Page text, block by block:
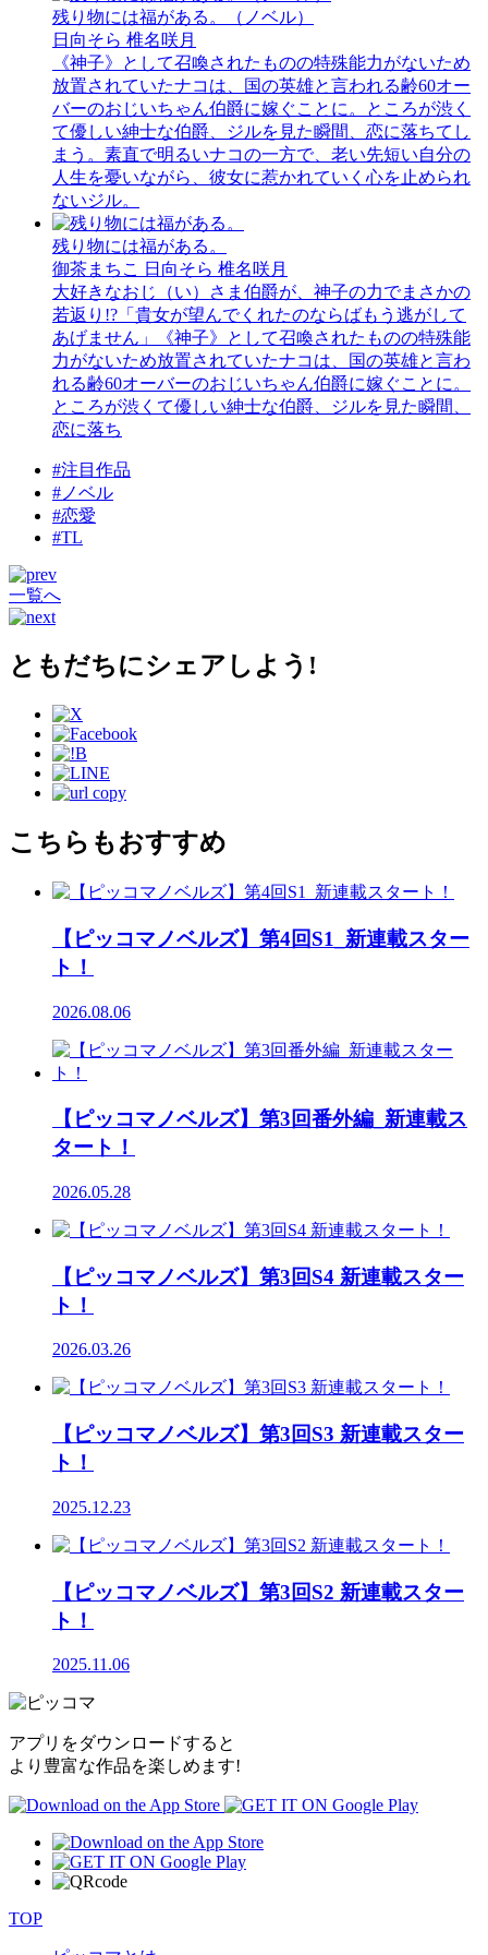
残り物には福がある。（ノベル）
日向そら 椎名咲月
《神子》として召喚されたものの特殊能力がないため
放置されていたナコは、国の英雄と言われる齢60オー
バーのおじいちゃん伯爵に嫁ぐことに。ところが渋く
て優しい紳士な伯爵、ジルを見た瞬間、恋に落ちてし
まう。素直で明るいナコの一方で、老い先短い自分の
人生を憂いながら、彼女に惹かれていく心を止められ
ないジル。
残り物には福がある。
御茶まちこ 日向そら 椎名咲月
大好きなおじ（い）さま伯爵が、神子の力でまさかの
若返り!?「貴女が望んでくれたのならばもう逃がして
あげません」《神子》として召喚されたものの特殊能
力がないため放置されていたナコは、国の英雄と言わ
れる齢60オーバーのおじいちゃん伯爵に嫁ぐことに。
ところが渋くて優しい紳士な伯爵、ジルを見た瞬間、
恋に落ち
#注目作品
#ノベル
#恋愛
#TL
一覧へ
ともだちにシェアしよう!
こちらもおすすめ
【ピッコマノベルズ】第4回S1_新連載スター
ト！
2026.08.06
【ピッコマノベルズ】第3回番外編_新連載ス
タート！
2026.05.28
【ピッコマノベルズ】第3回S4 新連載スター
ト！
2026.03.26
【ピッコマノベルズ】第3回S3 新連載スター
ト！
2025.12.23
【ピッコマノベルズ】第3回S2 新連載スター
ト！
2025.11.06
アプリをダウンロードすると
より豊富な作品を楽しめます!
TOP